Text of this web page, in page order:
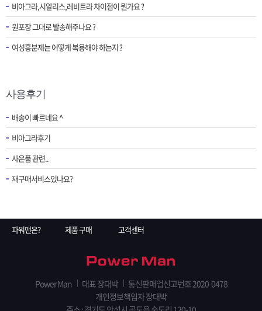
비아그라,시알리스,레비트라 차이점이 뭔가요 ?
원포장 그대로 발송해주나요 ?
여성흥분제는 어떻게 복용해야 하는지 ?
사용후기
배송이 빠르네요 ^
비아그라후기
사은품 관련..
재구매서비스있나요?
파워맨은? 제품 구매 고객센터
Power Man 대표 장대박
통신판매업신고번호 2020-0478
개인정보책임자 장대박